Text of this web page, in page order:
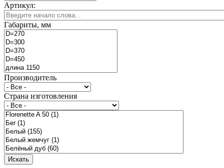
Артикул:
Габариты, мм
Производитель
Страна изготовления